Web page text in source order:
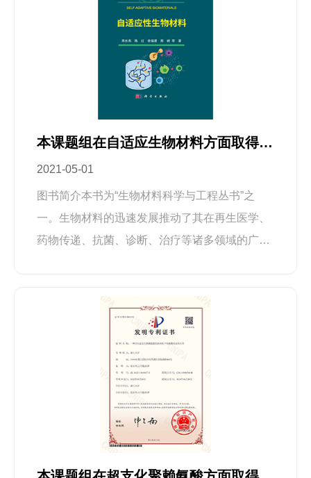
伤口愈合过程密切相关，当炎症阶段持续或伤口
愈合延迟时，就会导致HSs等病理性瘢痕的出
现。本质上讲，HSs是网状真皮的炎症性疾病，
化应激是导致炎症的两个典型因素。目前针对
HSs的敷料研究往往忽视了细菌感染的潜在影
响。考虑到细菌感染的多发性和广泛性，有必要
明确感染情况下HSs的预防和治疗。在此，该研
究提出了一种强韧水凝胶敷料，以促进感染伤口
胶的力学性能提供强力支撑，并负载超支化聚赖
氨酸（HBPL）和单宁酸（TA）赋予水凝胶具备
抗菌和抗氧化能力（图1）。 图1 抗菌和抗氧化
水凝胶敷料加速感染伤口愈合、减少增生性瘢痕
的形成。通过PVA和琼脂糖构建双网络结构，加
入HBPL和TA制备了PAHT水凝胶，具有抗菌、
抗氧化功能，能够促进伤口愈合并抑制后续HSs
本课题组在自适应生物材料方面取得进展
2021-05-01
图书简介本书为“生物材料科学与工程丛书”之
一。生物材料的迅速发展推动了其在再生医学、
药物传递、抗菌、诊断、治疗等诸多领域的广泛
能。本书依托作者项目组“十三五”期间承担的国
家重点研发计划项目“生物材料表面/界面及表面
改性研究”（2016YFC1100400）来撰写。全书
共分为11章。绪论重点阐述生物材料的表界面及
自适应性生物材料的定义。后续章节分别介绍生
物材料的表界面改性技术、蛋白质吸附行为及高
通量研究技术。本书重点阐述自适应性生物材